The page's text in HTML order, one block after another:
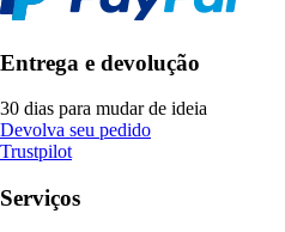
Entrega e devolução
30 dias para mudar de ideia
Devolva seu pedido
Trustpilot
Serviços